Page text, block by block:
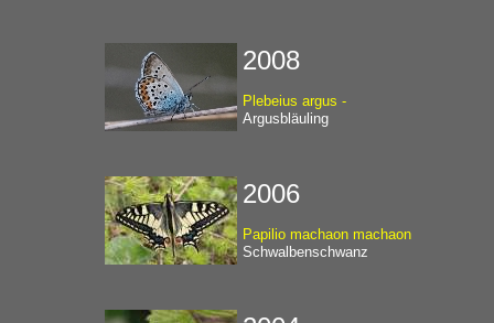
2008
Plebeius argus -
Argusbläuling
2006
Papilio machaon machaon
Schwalbenschwanz